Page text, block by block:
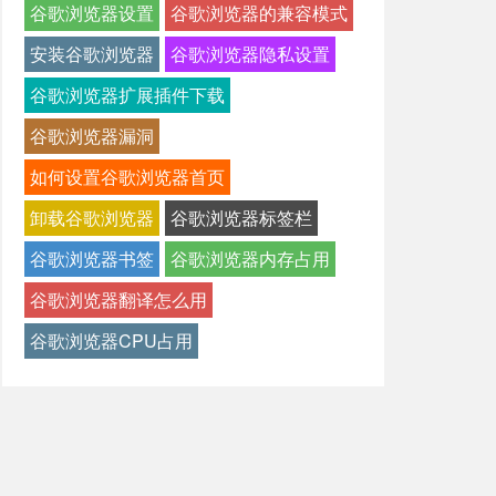
谷歌浏览器设置
谷歌浏览器的兼容模式
安装谷歌浏览器
谷歌浏览器隐私设置
谷歌浏览器扩展插件下载
谷歌浏览器漏洞
如何设置谷歌浏览器首页
卸载谷歌浏览器
谷歌浏览器标签栏
谷歌浏览器书签
谷歌浏览器内存占用
谷歌浏览器翻译怎么用
谷歌浏览器CPU占用